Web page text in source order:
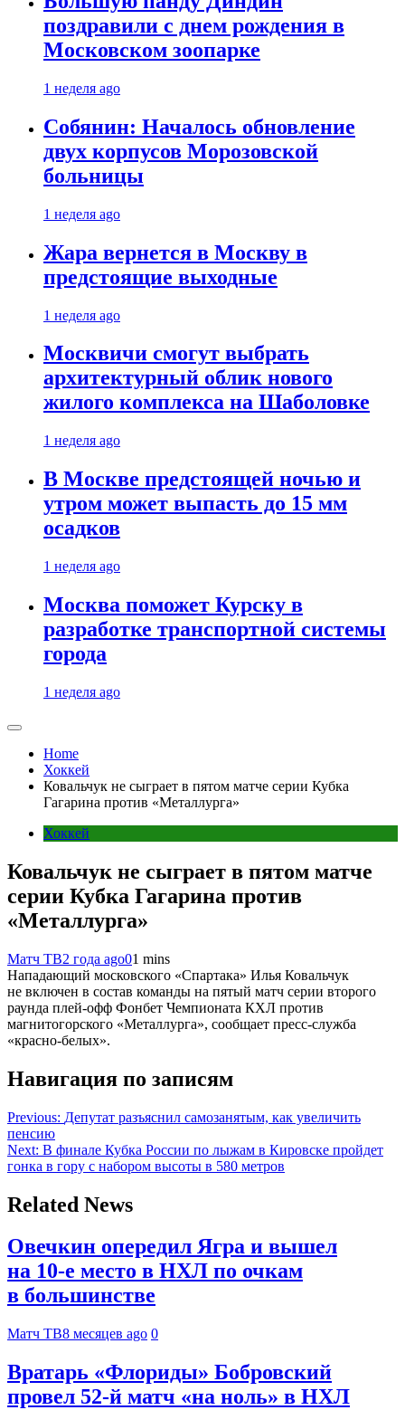
поздравили с днем рождения в
Московском зоопарке
1 неделя ago
Собянин: Началось обновление
двух корпусов Морозовской
больницы
1 неделя ago
Жара вернется в Москву в
предстоящие выходные
1 неделя ago
Москвичи смогут выбрать
архитектурный облик нового
жилого комплекса на Шаболовке
1 неделя ago
В Москве предстоящей ночью и
утром может выпасть до 15 мм
осадков
1 неделя ago
Москва поможет Курску в
разработке транспортной системы
города
1 неделя ago
Home
Хоккей
Ковальчук не сыграет в пятом матче серии Кубка
Гагарина против «Металлурга»
Хоккей
Ковальчук не сыграет в пятом матче
серии Кубка Гагарина против
«Металлурга»
Матч ТВ2 года ago01 mins
Нападающий московского «Спартака» Илья Ковальчук
не включен в состав команды на пятый матч серии второго
раунда плей‑офф Фонбет Чемпионата КХЛ против
магнитогорского «Металлурга», сообщает пресс‑служба
«красно‑белых».
Навигация по записям
Previous: Депутат разъяснил самозанятым, как увеличить
пенсию
Next: В финале Кубка России по лыжам в Кировске пройдет
гонка в гору с набором высоты в 580 метров
Related News
Овечкин опередил Ягра и вышел
на 10‑е место в НХЛ по очкам
в большинстве
Матч ТВ8 месяцев ago 0
Вратарь «Флориды» Бобровский
провел 52-й матч «на ноль» в НХЛ